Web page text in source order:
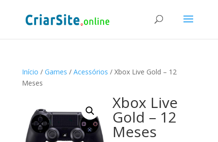
Início / Games / Acessórios / Xbox Live Gold – 12
Meses
Xbox Live
Gold – 12
Meses